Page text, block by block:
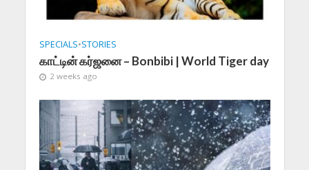
SPECIALS•STORIES
காட்டின் கர்ஜனை – Bonbibi | World Tiger day
2 weeks ago